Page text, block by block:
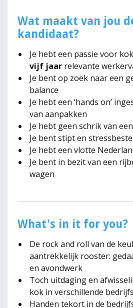
Wat maakt van jou
kandidaat?
Je hebt een passie voor
vijf jaar relevante
Je bent op zoek naar een
balance
Je hebt een ‘hands on’
van aanpakken
Je hebt geen schrik van
Je bent stipt en
Je hebt een vlotte
Je bent in bezit van een
wagen
What's in it for you?
De rock and roll van de
aantrekkelijk rooster:
en avondwerk
Toch uitdaging en
kok in verschillende
Handen tekort in de